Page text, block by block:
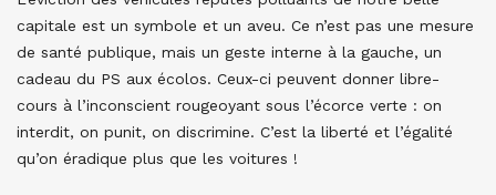
capitale est un symbole et un aveu. Ce n’est pas une mesure
de santé publique, mais un geste interne à la gauche, un
cadeau du PS aux écolos. Ceux-ci peuvent donner libre-
cours à l’inconscient rougeoyant sous l’écorce verte : on
interdit, on punit, on discrimine. C’est la liberté et l’égalité
qu’on éradique plus que les voitures !